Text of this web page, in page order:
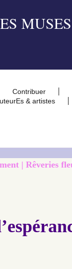
Contribuer
& artistes
| Rêveries